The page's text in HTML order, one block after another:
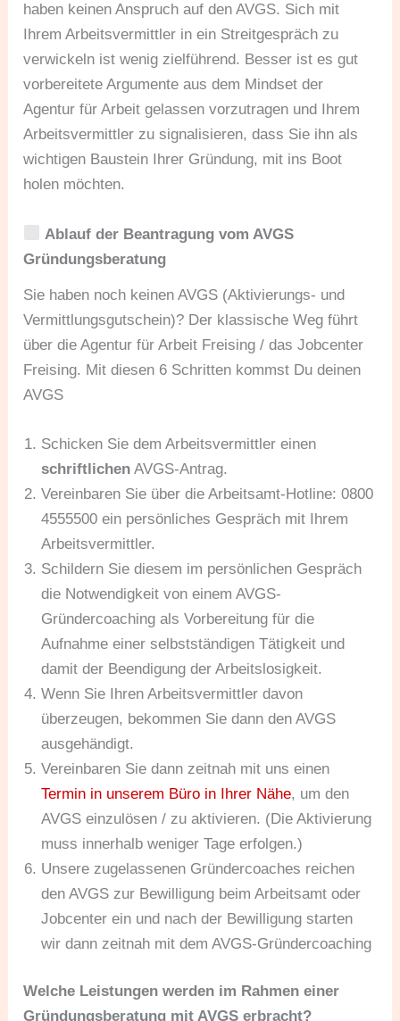
haben keinen Anspruch auf den AVGS. Sich mit
Ihrem Arbeitsvermittler in ein Streitgespräch zu
verwickeln ist wenig zielführend. Besser ist es gut
vorbereitete Argumente aus dem Mindset der
Agentur für Arbeit gelassen vorzutragen und Ihrem
Arbeitsvermittler zu signalisieren, dass Sie ihn als
wichtigen Baustein Ihrer Gründung, mit ins Boot
holen möchten.
Ablauf der Beantragung vom AVGS
Gründungsberatung
Sie haben noch keinen AVGS (Aktivierungs- und
Vermittlungsgutschein)? Der klassische Weg führt
über die Agentur für Arbeit Freising / das Jobcenter
Freising. Mit diesen 6 Schritten kommst Du deinen
AVGS
Schicken Sie dem Arbeitsvermittler einen
schriftlichen AVGS-Antrag.
Vereinbaren Sie über die Arbeitsamt-Hotline: 0800
4555500 ein persönliches Gespräch mit Ihrem
Arbeitsvermittler.
Schildern Sie diesem im persönlichen Gespräch
die Notwendigkeit von einem AVGS-
Gründercoaching als Vorbereitung für die
Aufnahme einer selbstständigen Tätigkeit und
damit der Beendigung der Arbeitslosigkeit.
Wenn Sie Ihren Arbeitsvermittler davon
überzeugen, bekommen Sie dann den AVGS
ausgehändigt.
Vereinbaren Sie dann zeitnah mit uns einen
Termin in unserem Büro in Ihrer Nähe, um den
AVGS einzulösen / zu aktivieren. (Die Aktivierung
muss innerhalb weniger Tage erfolgen.)
Unsere zugelassenen Gründercoaches reichen
den AVGS zur Bewilligung beim Arbeitsamt oder
Jobcenter ein und nach der Bewilligung starten
wir dann zeitnah mit dem AVGS-Gründercoaching
Welche Leistungen werden im Rahmen einer
Gründungsberatung mit AVGS erbracht?